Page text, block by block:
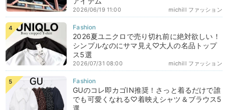
michill ファッション
2026/06/19 11:00
2026夏ユニクロで売り切れ前に絶対欲しい！
シンプルなのにサマ見え♡大人の名品トップ
ス5選
michill ファッション
2026/07/31 08:00
GUのコレ即カゴIN推奨！さっと着るだけで誰
でも可愛くなれる♡着映えシャツ＆ブラウス5